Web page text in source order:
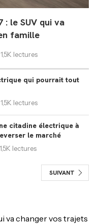
: le SUV qui va
famille
1,5K lectures
qui pourrait tout
1,5K lectures
citadine électrique à
le marché
1,5K lectures
SUIVANT
va changer vos trajets